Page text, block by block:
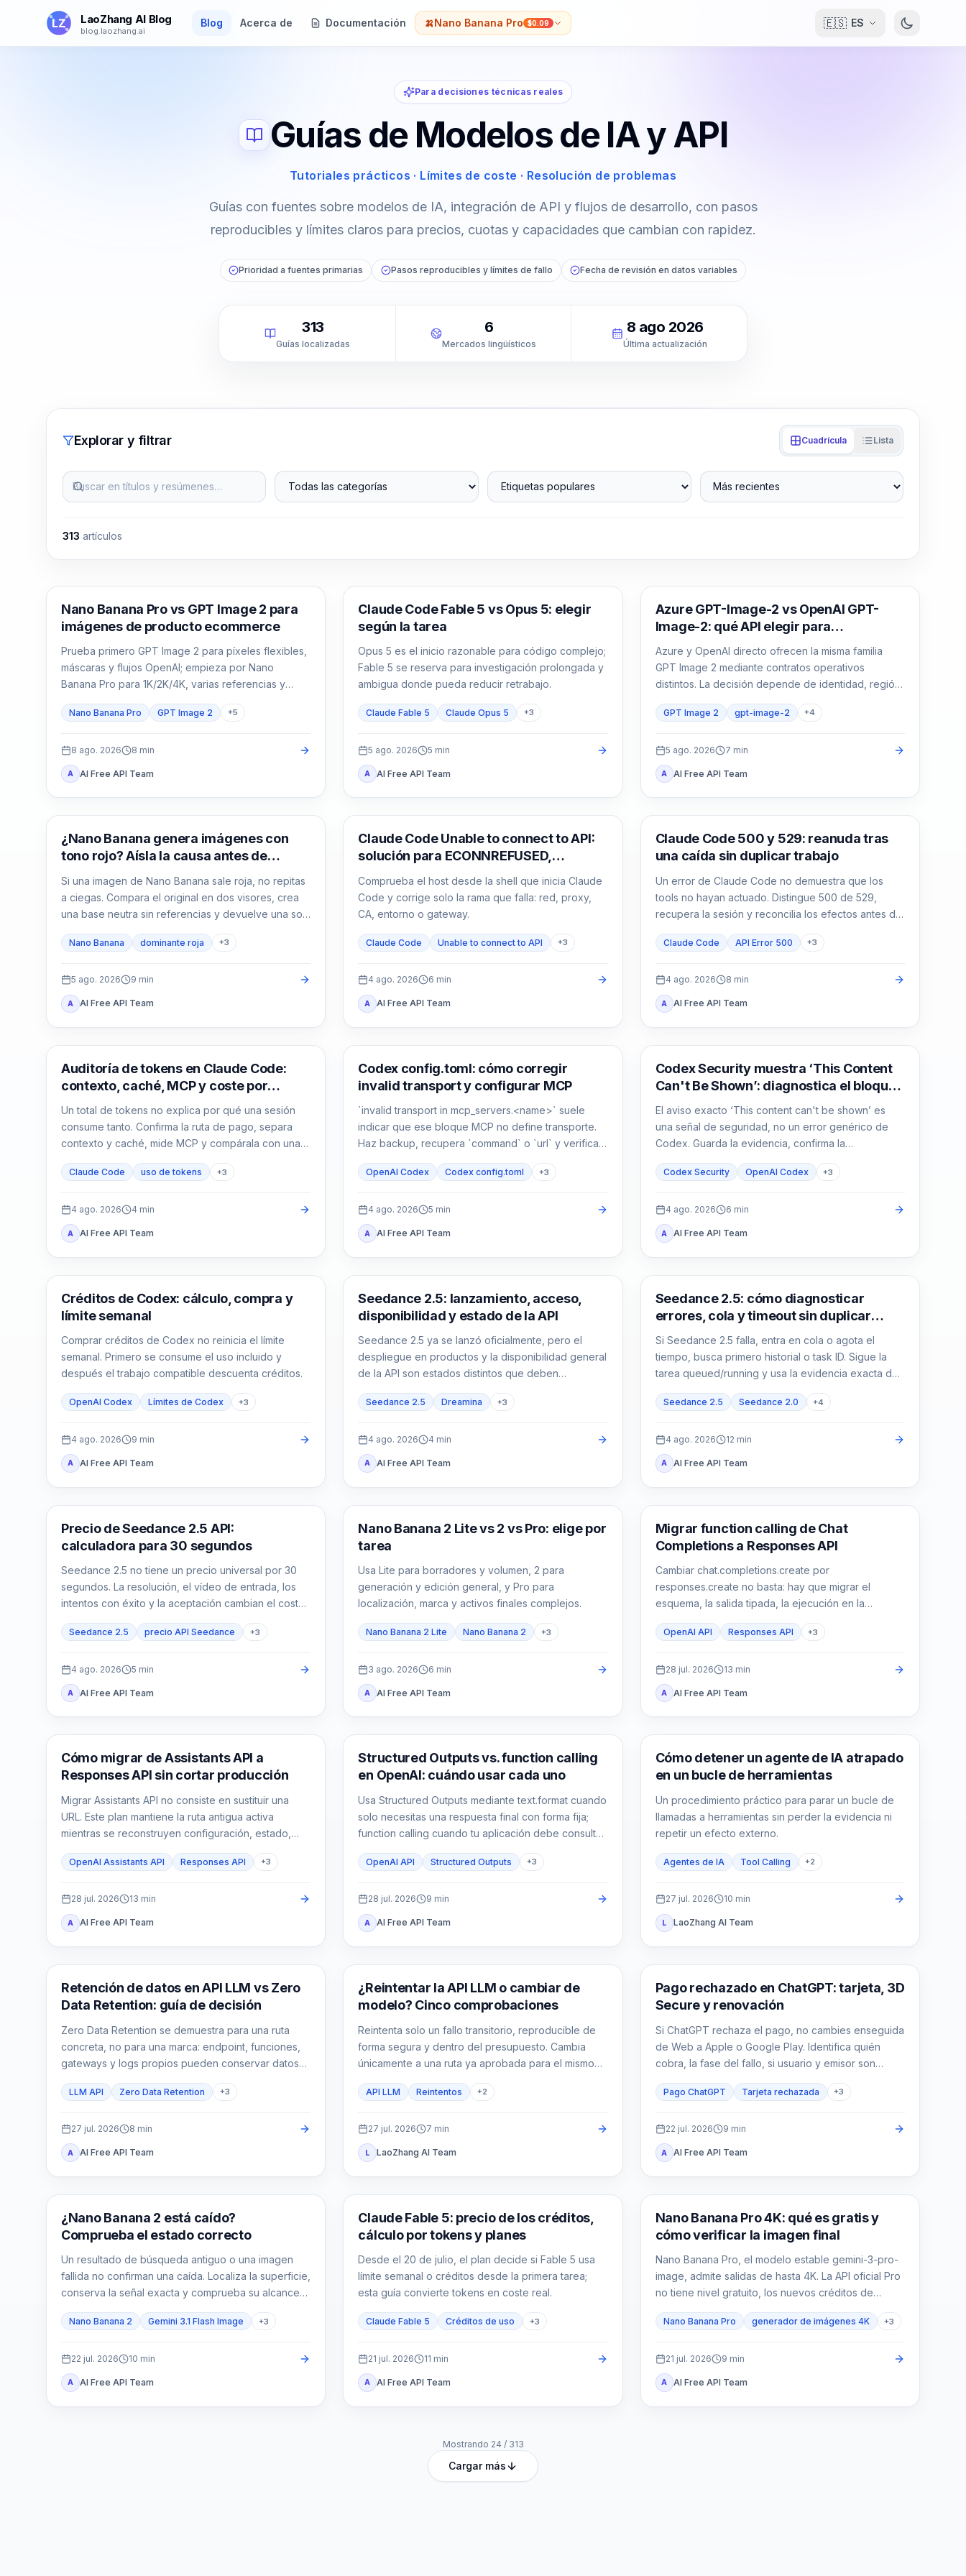
Saltar al contenido principal
LaoZhang AI Blog
blog.laozhang.ai
Blog Acerca de Documentación 🍌Nano Banana Pro $0.09 🇪🇸 ES
Para decisiones técnicas reales
Guías de Modelos de IA y API
Tutoriales prácticos · Límites de coste · Resolución de problemas
Guías con fuentes sobre modelos de IA, integración de API y flujos de desarrollo, con pasos
reproducibles y límites claros para precios, cuotas y capacidades que cambian con rapidez.
Prioridad a fuentes primarias Pasos reproducibles y límites de fallo Fecha de revisión en datos variables
313
Guías localizadas
6
Mercados lingüísticos
8 ago 2026
Última actualización
Explorar y filtrar Cuadrícula Lista
Buscar en títulos y resúmenes… Todas las categorías Etiquetas populares Más recientes
313 artículos
Generación de imágenes con IA
Nano Banana Pro vs GPT Image 2 para
imágenes de producto ecommerce
Prueba primero GPT Image 2 para píxeles flexibles,
máscaras y flujos OpenAI; empieza por Nano
Banana Pro para 1K/2K/4K, varias referencias y
localizado o el héroe de marca no admitan fallos.
Nano Banana Pro GPT Image 2 +5
8 ago. 2026 8 min
A AI Free API Team
Claude Code
Claude Code Fable 5 vs Opus 5: elegir
según la tarea
Opus 5 es el inicio razonable para código complejo;
Fable 5 se reserva para investigación prolongada y
ambigua donde pueda reducir retrabajo.
Claude Fable 5 Claude Opus 5 +3
5 ago. 2026 5 min
A AI Free API Team
Generación de imágenes con IA
Azure GPT-Image-2 vs OpenAI GPT-
Image-2: qué API elegir para
producción
Azure y OpenAI directo ofrecen la misma familia
GPT Image 2 mediante contratos operativos
distintos. La decisión depende de identidad, región,
nombre del modelo.
GPT Image 2 gpt-image-2 +4
5 ago. 2026 7 min
A AI Free API Team
Generación de imágenes con IA
¿Nano Banana genera imágenes con
tono rojo? Aísla la causa antes de
repetir
Si una imagen de Nano Banana sale roja, no repitas
a ciegas. Compara el original en dos visores, crea
una base neutra sin referencias y devuelve una sola
Nano Banana dominante roja +3
5 ago. 2026 9 min
A AI Free API Team
Claude Code
Claude Code Unable to connect to API:
solución para ECONNREFUSED,
ECONNRESET y proxy
Comprueba el host desde la shell que inicia Claude
Code y corrige solo la rama que falla: red, proxy,
CA, entorno o gateway.
Claude Code Unable to connect to API +3
4 ago. 2026 6 min
A AI Free API Team
Claude Code
Claude Code 500 y 529: reanuda tras
una caída sin duplicar trabajo
Un error de Claude Code no demuestra que los
tools no hayan actuado. Distingue 500 de 529,
recupera la sesión y reconcilia los efectos antes de
Claude Code API Error 500 +3
4 ago. 2026 8 min
A AI Free API Team
Claude Code
Auditoría de tokens en Claude Code:
contexto, caché, MCP y coste por
sesión
Un total de tokens no explica por qué una sesión
consume tanto. Confirma la ruta de pago, separa
contexto y caché, mide MCP y compárala con una
sesión limpia.
Claude Code uso de tokens +3
4 ago. 2026 4 min
A AI Free API Team
Herramientas de desarrollo con IA
Codex config.toml: cómo corregir
invalid transport y configurar MCP
`invalid transport in mcp_servers.<name>` suele
indicar que ese bloque MCP no define transporte.
Haz backup, recupera `command` o `url` y verifica
parseo y conexión por separado.
OpenAI Codex Codex config.toml +3
4 ago. 2026 5 min
A AI Free API Team
OpenAI Codex
Codex Security muestra ‘This Content
Can't Be Shown’: diagnostica el bloqueo
antes de repetir
El aviso exacto ‘This content can't be shown’ es
una señal de seguridad, no un error genérico de
Codex. Guarda la evidencia, confirma la
autorización y reduce la tarea defensiva.
Codex Security OpenAI Codex +3
4 ago. 2026 6 min
A AI Free API Team
AI Development Tools
Créditos de Codex: cálculo, compra y
límite semanal
Comprar créditos de Codex no reinicia el límite
semanal. Primero se consume el uso incluido y
después el trabajo compatible descuenta créditos.
OpenAI Codex Límites de Codex +3
4 ago. 2026 9 min
A AI Free API Team
AI Video Generation
Seedance 2.5: lanzamiento, acceso,
disponibilidad y estado de la API
Seedance 2.5 ya se lanzó oficialmente, pero el
despliegue en productos y la disponibilidad general
de la API son estados distintos que deben
Seedance 2.5 Dreamina +3
4 ago. 2026 4 min
A AI Free API Team
Generación de video con IA
Seedance 2.5: cómo diagnosticar
errores, cola y timeout sin duplicar
tareas
Si Seedance 2.5 falla, entra en cola o agota el
tiempo, busca primero historial o task ID. Sigue la
tarea queued/running y usa la evidencia exacta de
Seedance 2.5 Seedance 2.0 +4
4 ago. 2026 12 min
A AI Free API Team
Generación de vídeo con IA
Precio de Seedance 2.5 API:
calculadora para 30 segundos
Seedance 2.5 no tiene un precio universal por 30
segundos. La resolución, el vídeo de entrada, los
intentos con éxito y la aceptación cambian el coste
Seedance 2.5 precio API Seedance +3
4 ago. 2026 5 min
A AI Free API Team
Modelos de imagen con IA
Nano Banana 2 Lite vs 2 vs Pro: elige por
tarea
Usa Lite para borradores y volumen, 2 para
generación y edición general, y Pro para
localización, marca y activos finales complejos.
Nano Banana 2 Lite Nano Banana 2 +3
3 ago. 2026 6 min
A AI Free API Team
Guía de API
Migrar function calling de Chat
Completions a Responses API
Cambiar chat.completions.create por
responses.create no basta: hay que migrar el
esquema, la salida tipada, la ejecución en la
OpenAI API Responses API +3
28 jul. 2026 13 min
A AI Free API Team
Guía de API
Cómo migrar de Assistants API a
Responses API sin cortar producción
Migrar Assistants API no consiste en sustituir una
URL. Este plan mantiene la ruta antigua activa
mientras se reconstruyen configuración, estado,
en Responses API.
OpenAI Assistants API Responses API +3
28 jul. 2026 13 min
A AI Free API Team
Guía de API
Structured Outputs vs. function calling
en OpenAI: cuándo usar cada uno
Usa Structured Outputs mediante text.format cuando
solo necesitas una respuesta final con forma fija;
function calling cuando tu aplicación debe consultar
herramienta también debe alimentar una salida
OpenAI API Structured Outputs +3
28 jul. 2026 9 min
A AI Free API Team
AI API
Cómo detener un agente de IA atrapado
en un bucle de herramientas
Un procedimiento práctico para parar un bucle de
llamadas a herramientas sin perder la evidencia ni
repetir un efecto externo.
Agentes de IA Tool Calling +2
27 jul. 2026 10 min
L LaoZhang AI Team
Guías API
Retención de datos en API LLM vs Zero
Data Retention: guía de decisión
Zero Data Retention se demuestra para una ruta
concreta, no para una marca: endpoint, funciones,
gateways y logs propios pueden conservar datos
LLM API Zero Data Retention +3
27 jul. 2026 8 min
A AI Free API Team
Guía de API
¿Reintentar la API LLM o cambiar de
modelo? Cinco comprobaciones
Reintenta solo un fallo transitorio, reproducible de
forma segura y dentro del presupuesto. Cambia
únicamente a una ruta ya aprobada para el mismo
API LLM Reintentos +2
27 jul. 2026 7 min
L LaoZhang AI Team
Guías de ChatGPT
Pago rechazado en ChatGPT: tarjeta, 3D
Secure y renovación
Si ChatGPT rechaza el pago, no cambies enseguida
de Web a Apple o Google Play. Identifica quién
cobra, la fase del fallo, si usuario y emisor son
limitada corresponde.
Pago ChatGPT Tarjeta rechazada +3
22 jul. 2026 9 min
A AI Free API Team
Imagen Gemini
¿Nano Banana 2 está caído?
Comprueba el estado correcto
Un resultado de búsqueda antiguo o una imagen
fallida no confirman una caída. Localiza la superficie,
conserva la señal exacta y comprueba su alcance
Nano Banana 2 Gemini 3.1 Flash Image +3
22 jul. 2026 10 min
A AI Free API Team
Claude
Claude Fable 5: precio de los créditos,
cálculo por tokens y planes
Desde el 20 de julio, el plan decide si Fable 5 usa
límite semanal o créditos desde la primera tarea;
esta guía convierte tokens en coste real.
Claude Fable 5 Créditos de uso +3
21 jul. 2026 11 min
A AI Free API Team
Generación de imágenes IA
Nano Banana Pro 4K: qué es gratis y
cómo verificar la imagen final
Nano Banana Pro, el modelo estable gemini-3-pro-
image, admite salidas de hasta 4K. La API oficial Pro
no tiene nivel gratuito, los nuevos créditos de
proveedor pertenece a un contrato distinto.
Nano Banana Pro generador de imágenes 4K +3
21 jul. 2026 9 min
A AI Free API Team
Mostrando 24 / 313
Cargar más